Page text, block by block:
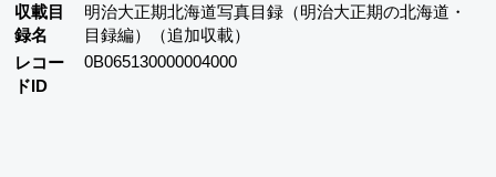
収載目
録名
明治大正期北海道写真目録（明治大正期の北海道・
目録編）（追加収載）
レコー
ドID
0B065130000004000